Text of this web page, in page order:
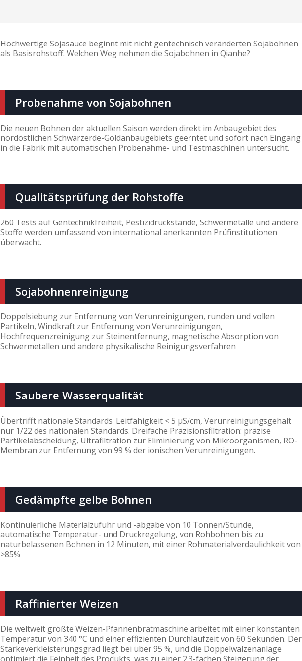
Hochwertige Sojasauce beginnt mit nicht gentechnisch veränderten Sojabohnen
als Basisrohstoff. Welchen Weg nehmen die Sojabohnen in Qianhe?
Probenahme von Sojabohnen
Die neuen Bohnen der aktuellen Saison werden direkt im Anbaugebiet des
nordöstlichen Schwarzerde-Goldanbaugebiets geerntet und sofort nach Eingang
in die Fabrik mit automatischen Probenahme- und Testmaschinen untersucht.
Qualitätsprüfung der Rohstoffe
260 Tests auf Gentechnikfreiheit, Pestizidrückstände, Schwermetalle und andere
Stoffe werden umfassend von international anerkannten Prüfinstitutionen
überwacht.
Sojabohnenreinigung
Doppelsiebung zur Entfernung von Verunreinigungen, runden und vollen
Partikeln, Windkraft zur Entfernung von Verunreinigungen,
Hochfrequenzreinigung zur Steinentfernung, magnetische Absorption von
Schwermetallen und andere physikalische Reinigungsverfahren
Saubere Wasserqualität
Übertrifft nationale Standards; Leitfähigkeit < 5 µS/cm, Verunreinigungsgehalt
nur 1/22 des nationalen Standards. Dreifache Präzisionsfiltration: präzise
Partikelabscheidung, Ultrafiltration zur Eliminierung von Mikroorganismen, RO-
Membran zur Entfernung von 99 % der ionischen Verunreinigungen.
Gedämpfte gelbe Bohnen
Kontinuierliche Materialzufuhr und -abgabe von 10 Tonnen/Stunde,
automatische Temperatur- und Druckregelung, von Rohbohnen bis zu
naturbelassenen Bohnen in 12 Minuten, mit einer Rohmaterialverdaulichkeit von
>85%
Raffinierter Weizen
Die weltweit größte Weizen-Pfannenbratmaschine arbeitet mit einer konstanten
Temperatur von 340 °C und einer effizienten Durchlaufzeit von 60 Sekunden. Der
Stärkeverkleisterungsgrad liegt bei über 95 %, und die Doppelwalzenanlage
optimiert die Feinheit des Produkts, was zu einer 2.3-fachen Steigerung der